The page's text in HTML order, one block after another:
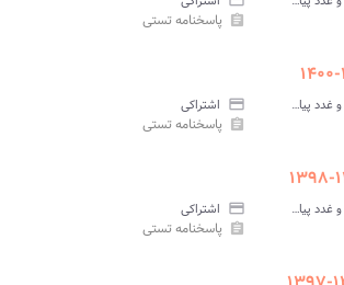
assignment پاسخنامه تستی
فیزیولوژی اعصاب و غدد پیام نور credit_card اشتراکی
assignment پاسخنامه تستی
فیزیولوژی اعصاب و غدد پیام نور credit_card اشتراکی
assignment پاسخنامه تستی